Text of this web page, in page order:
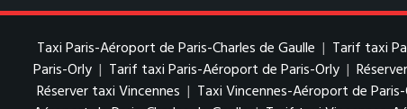
Taxi Paris-Aéroport de Paris-Charles de Gaulle | Tarif taxi
Paris-Orly | Tarif taxi Paris-Aéroport de Paris-Orly |
Réserver taxi Vincennes | Taxi Vincennes-Aéroport de